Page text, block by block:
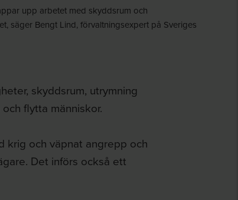
upp arbetet med skyddsrum och
säger Bengt Lind, förvaltningsexpert på Sveriges
skyddsrum, utrymning
flytta människor.
krig och väpnat angrepp och
Det införs också ett